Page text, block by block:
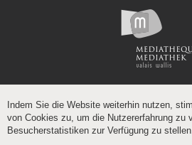
Indem Sie die Website weiterhin nutzen,
von Cookies zu, um die Nutzererfahrung zu
Besucherstatistiken zur Verfügung zu